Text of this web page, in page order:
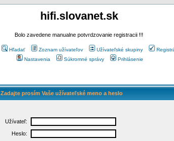
hifi.slovanet.sk
Bolo zavedene manualne potvrdzovanie registracii !!!
Hľadať Zoznam užívateľov Užívateľské skupiny
Nastavenia
Súkromné správy Prihlásenie
Zadajte prosím Vaše užívateľské meno a heslo
Užívateľ:
Heslo: